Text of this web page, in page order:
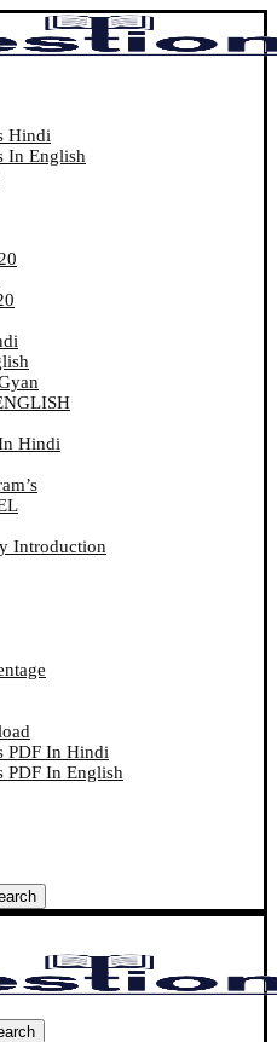
Hindi
In English
Hindi
Introduction
PDF In Hindi
PDF In English